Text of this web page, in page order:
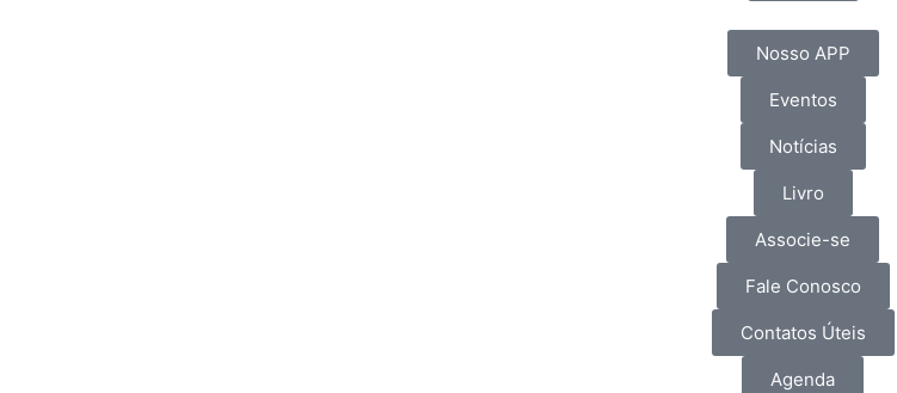
Nosso APP
Eventos
Notícias
Livro
Associe-se
Fale Conosco
Contatos Úteis
Agenda